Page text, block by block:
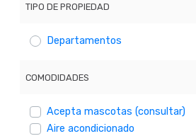
TIPO DE PROPIEDAD
Departamentos
COMODIDADES
Acepta mascotas (consultar)
Aire acondicionado